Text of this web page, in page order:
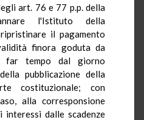
art. 76 e 77 p.p. della
l'Istituto della
il pagamento
finora goduta da
far tempo dal giorno
pubblicazione della
costituzionale; con
alla corresponsione
dalle scadenze